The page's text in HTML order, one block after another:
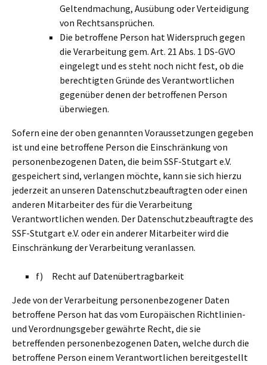
Geltendmachung, Ausübung oder Verteidigung
von Rechtsansprüchen.
Die betroffene Person hat Widerspruch gegen
die Verarbeitung gem. Art. 21 Abs. 1 DS-GVO
eingelegt und es steht noch nicht fest, ob die
berechtigten Gründe des Verantwortlichen
gegenüber denen der betroffenen Person
überwiegen.
Sofern eine der oben genannten Voraussetzungen gegeben
ist und eine betroffene Person die Einschränkung von
personenbezogenen Daten, die beim SSF-Stutgart e.V.
gespeichert sind, verlangen möchte, kann sie sich hierzu
jederzeit an unseren Datenschutzbeauftragten oder einen
anderen Mitarbeiter des für die Verarbeitung
Verantwortlichen wenden. Der Datenschutzbeauftragte des
SSF-Stutgart e.V. oder ein anderer Mitarbeiter wird die
Einschränkung der Verarbeitung veranlassen.
f) Recht auf Datenübertragbarkeit
Jede von der Verarbeitung personenbezogener Daten
betroffene Person hat das vom Europäischen Richtlinien-
und Verordnungsgeber gewährte Recht, die sie
betreffenden personenbezogenen Daten, welche durch die
betroffene Person einem Verantwortlichen bereitgestellt